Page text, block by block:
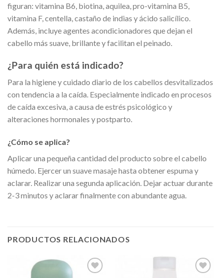
figuran: vitamina B6, biotina, aquilea, pro-vitamina B5,
vitamina F, centella, castaño de indias y ácido salicílico.
Además, incluye agentes acondicionadores que dejan el
cabello más suave, brillante y facilitan el peinado.
¿Para quién está indicado?
Para la higiene y cuidado diario de los cabellos desvitalizados
con tendencia a la caída. Especialmente indicado en procesos
de caída excesiva, a causa de estrés psicológico y
alteraciones hormonales y postparto.
¿Cómo se aplica?
Aplicar una pequeña cantidad del producto sobre el cabello
húmedo. Ejercer un suave masaje hasta obtener espuma y
aclarar. Realizar una segunda aplicación. Dejar actuar durante
2-3 minutos y aclarar finalmente con abundante agua.
PRODUCTOS RELACIONADOS